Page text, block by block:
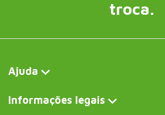
troca.
Ajuda
Informações legais